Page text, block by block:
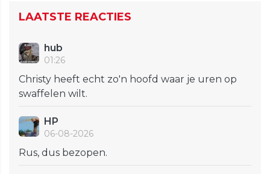
LAATSTE REACTIES
hub
01:26
Christy heeft echt zo'n hoofd waar je uren op
swaffelen wilt.
HP
06-08-2026
Rus, dus bezopen.